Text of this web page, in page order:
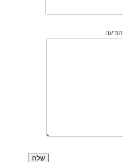
הודעה